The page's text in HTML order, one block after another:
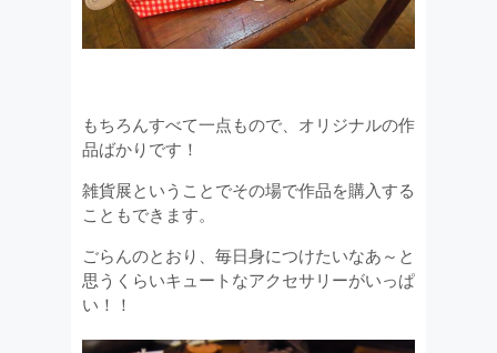
もちろんすべて一点もので、オリジナルの作
品ばかりです！
雑貨展ということでその場で作品を購入する
こともできます。
ごらんのとおり、毎日身につけたいなあ～と
思うくらいキュートなアクセサリーがいっぱ
い！！